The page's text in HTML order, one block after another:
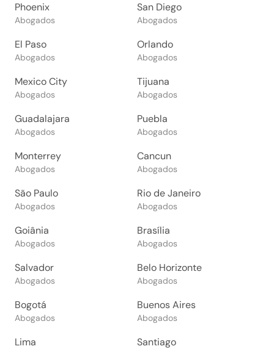
Phoenix
Abogados
San Diego
Abogados
El Paso
Abogados
Orlando
Abogados
Mexico City
Abogados
Tijuana
Abogados
Guadalajara
Abogados
Puebla
Abogados
Monterrey
Abogados
Cancun
Abogados
São Paulo
Abogados
Rio de Janeiro
Abogados
Goiânia
Abogados
Brasília
Abogados
Salvador
Abogados
Belo Horizonte
Abogados
Bogotá
Abogados
Buenos Aires
Abogados
Lima Santiago